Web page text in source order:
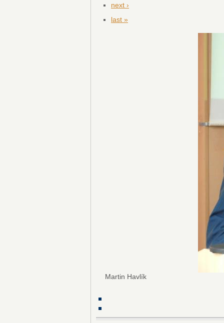
next ›
last »
Martin Havlík